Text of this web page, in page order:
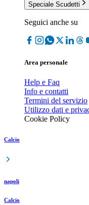
Speciale Scudetti
Seguici anche su
Area personale
Help e Faq
Info e contatti
Termini del servizio
Utilizzo dati e
Cookie Policy
Calcio
napoli
Calcio